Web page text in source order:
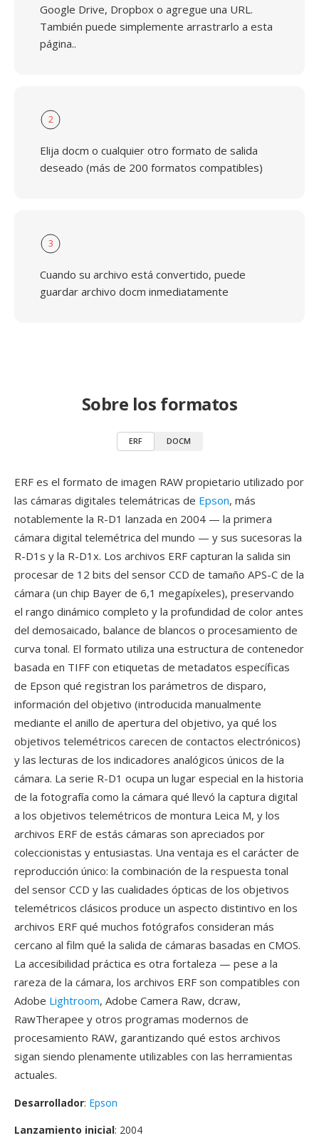
Google Drive, Dropbox o agregue una URL.
También puede simplemente arrastrarlo a esta
página..
2
Elija docm o cualquier otro formato de salida
deseado (más de 200 formatos compatibles)
3
Cuando su archivo está convertido, puede
guardar archivo docm inmediatamente
Sobre los formatos
ERF DOCM
ERF es el formato de imagen RAW propietario utilizado por
las cámaras digitales telemátricas de Epson, más
notablemente la R-D1 lanzada en 2004 — la primera
cámara digital telemétrica del mundo — y sus sucesoras la
R-D1s y la R-D1x. Los archivos ERF capturan la salida sin
procesar de 12 bits del sensor CCD de tamaño APS-C de la
cámara (un chip Bayer de 6,1 megapíxeles), preservando
el rango dinámico completo y la profundidad de color antes
del demosaicado, balance de blancos o procesamiento de
curva tonal. El formato utiliza una estructura de contenedor
basada en TIFF con etiquetas de metadatos específicas
de Epson qué registran los parámetros de disparo,
información del objetivo (introducida manualmente
mediante el anillo de apertura del objetivo, ya qué los
objetivos telemétricos carecen de contactos electrónicos)
y las lecturas de los indicadores analógicos únicos de la
cámara. La serie R-D1 ocupa un lugar especial en la historia
de la fotografía como la cámara qué llevó la captura digital
a los objetivos telemétricos de montura Leica M, y los
archivos ERF de estás cámaras son apreciados por
coleccionistas y entusiastas. Una ventaja es el carácter de
reproducción único: la combinación de la respuesta tonal
del sensor CCD y las cualidades ópticas de los objetivos
telemétricos clásicos produce un aspecto distintivo en los
archivos ERF qué muchos fotógrafos consideran más
cercano al film qué la salida de cámaras basadas en CMOS.
La accesibilidad práctica es otra fortaleza — pese a la
rareza de la cámara, los archivos ERF son compatibles con
Adobe Lightroom, Adobe Camera Raw, dcraw,
RawTherapee y otros programas modernos de
procesamiento RAW, garantizando qué estos archivos
sigan siendo plenamente utilizables con las herramientas
actuales.
Desarrollador: Epson
Lanzamiento inicial: 2004